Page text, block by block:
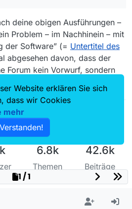
deine obigen Ausführungen –
Problem – im Nachhinein – mit
der Software” (= Untertitel des
abgesehen davon, dass der
Forum kein Vorwurf, sondern
6.8k
Themen
42.6k
Beiträge
1 / 1
Website erklären Sie sich
dass wir Cookies
mehr
Verstanden!